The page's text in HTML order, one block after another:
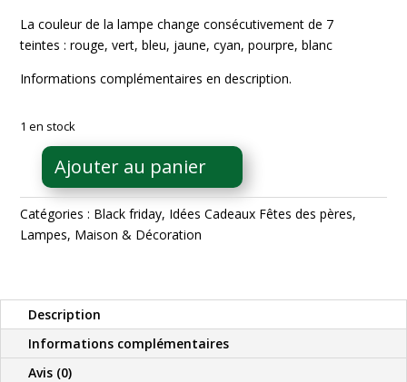
La couleur de la lampe change consécutivement de 7
teintes : rouge, vert, bleu, jaune, cyan, pourpre, blanc
Informations complémentaires en description.
1 en stock
quantité
de
Lampe
3D
Esturgeon
KissKissMetal
Ajouter au panier
Catégories : Black friday, Idées Cadeaux Fêtes des pères,
Lampes, Maison & Décoration
Description
Informations complémentaires
Avis (0)